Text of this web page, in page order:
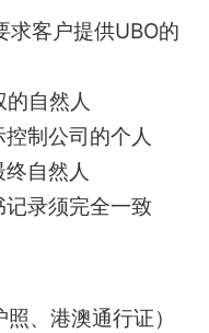
求客户提供UBO的
自然人
制公司的个人
自然人
录须完全一致
、港澳通行证）